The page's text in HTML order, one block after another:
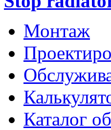
Монтаж
Каталог